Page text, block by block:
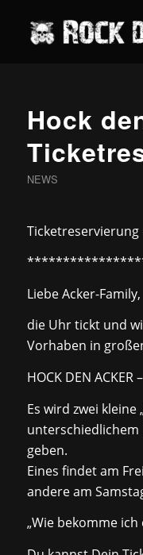
Hock
NEWS
Ticketreservierung
Liebe Acker-Family,
die Uhr tickt und
Vorhaben in
HOCK DEN ACKER
Es wird zwei kleine
unterschiedlichem
geben.
Eines findet am
andere am
„Wie bekomme ich